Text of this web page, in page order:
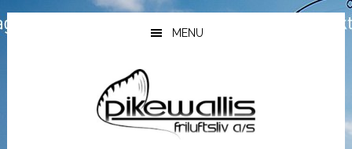
Hopp
til
Hopp
til
Hopp
til
MENU